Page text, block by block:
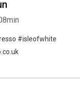
#isleofwhite